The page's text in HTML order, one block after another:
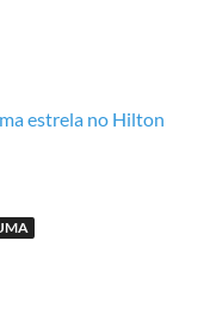
estrela no Hilton